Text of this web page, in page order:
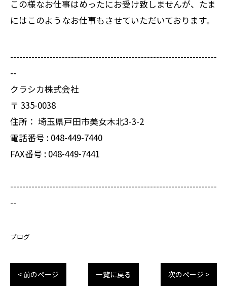
この様なお仕事はめったにお受け致しませんが、たま
にはこのようなお仕事もさせていただいております。
--------------------------------------------------------------------
--
クラシカ株式会社
〒 335-0038
住所： 埼玉県戸田市美女木北3-3-2
電話番号 : 048-449-7440
FAX番号 : 048-449-7441
--------------------------------------------------------------------
--
ブログ
< 前のページ 一覧に戻る 次のページ >